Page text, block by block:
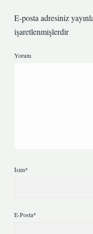
E-posta adresiniz
işaretlenmişlerdir
Yorum
İsim*
E-Posta*